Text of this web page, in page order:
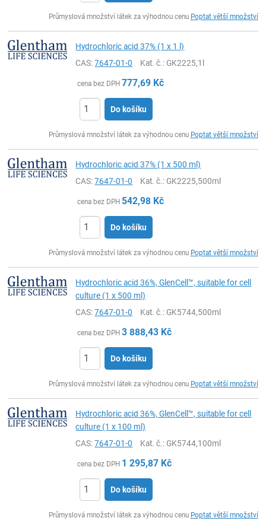
Průmyslová množství látek za výhodnou cenu Poptat větší množství
Hydrochloric acid 37% (1 x 1 l)
CAS:7647-01-0 Kat. č.: GK2225,1l
cena bez DPH 777,69 Kč
Do košíku
Průmyslová množství látek za výhodnou cenu Poptat větší množství
Hydrochloric acid 37% (1 x 500 ml)
CAS:7647-01-0 Kat. č.: GK2225,500ml
cena bez DPH 542,98 Kč
Do košíku
Průmyslová množství látek za výhodnou cenu Poptat větší množství
Hydrochloric acid 36%, GlenCell™, suitable for cell
culture (1 x 500 ml)
CAS:7647-01-0 Kat. č.: GK5744,500ml
cena bez DPH 3 888,43 Kč
Do košíku
Průmyslová množství látek za výhodnou cenu Poptat větší množství
Hydrochloric acid 36%, GlenCell™, suitable for cell
culture (1 x 100 ml)
CAS:7647-01-0 Kat. č.: GK5744,100ml
cena bez DPH 1 295,87 Kč
Do košíku
Průmyslová množství látek za výhodnou cenu Poptat větší množství